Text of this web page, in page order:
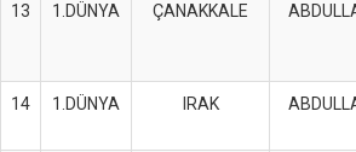
13 1.DÜNYA ÇANAKKALE
14 1.DÜNYA IRAK